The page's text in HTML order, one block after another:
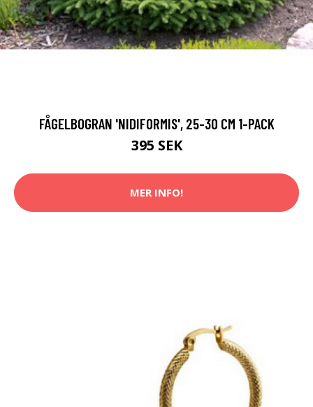
FÅGELBOGRAN 'NIDIFORMIS', 25-30 CM 1-PACK
395 SEK
MER INFO!